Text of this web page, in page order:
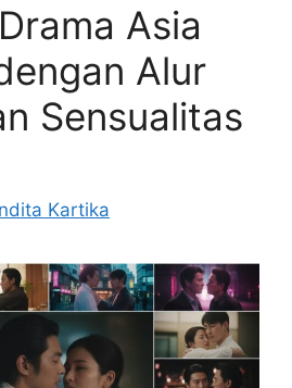
Asia
Alur
Sensualitas
Kartika